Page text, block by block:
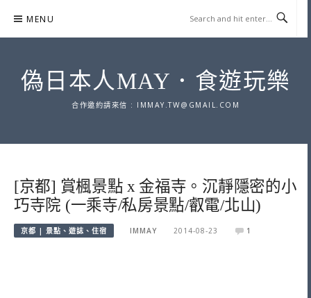
content
MENU
偽日本人MAY．食遊玩樂
合作邀約請來信 : IMMAY.TW@GMAIL.COM
[京都] 賞楓景點 x 金福寺。沉靜隱密的小
巧寺院 (一乘寺/私房景點/叡電/北山)
京都 | 景點、遊誌、住宿 IMMAY 2014-08-23 1